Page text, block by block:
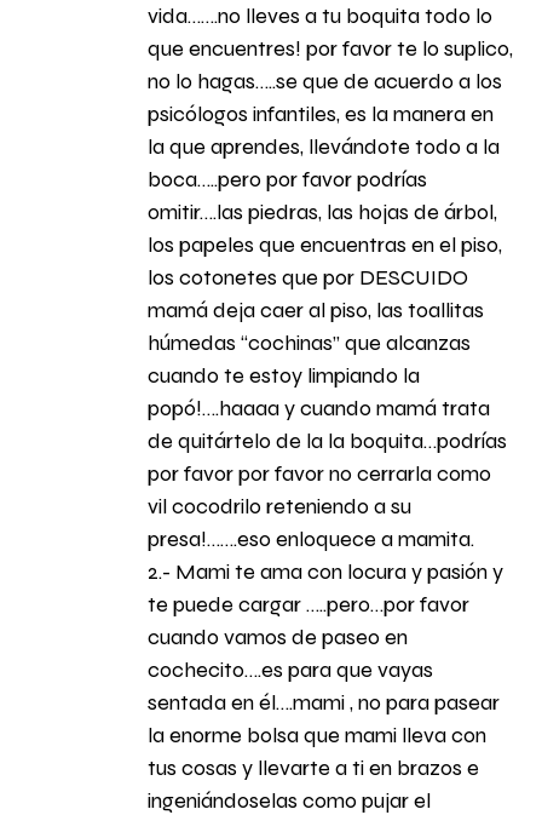
vida…….no lleves a tu boquita todo lo
que encuentres! por favor te lo suplico,
no lo hagas…..se que de acuerdo a los
psicólogos infantiles, es la manera en
la que aprendes, llevándote todo a la
boca…..pero por favor podrías
omitir….las piedras, las hojas de árbol,
los papeles que encuentras en el piso,
los cotonetes que por DESCUIDO
mamá deja caer al piso, las toallitas
húmedas “cochinas” que alcanzas
cuando te estoy limpiando la
popó!….haaaa y cuando mamá trata
de quitártelo de la la boquita…podrías
por favor por favor no cerrarla como
vil cocodrilo reteniendo a su
presa!…….eso enloquece a mamita.
2.- Mami te ama con locura y pasión y
te puede cargar …..pero…por favor
cuando vamos de paseo en
cochecito….es para que vayas
sentada en él….mami , no para pasear
la enorme bolsa que mami lleva con
tus cosas y llevarte a ti en brazos e
ingeniándoselas como pujar el